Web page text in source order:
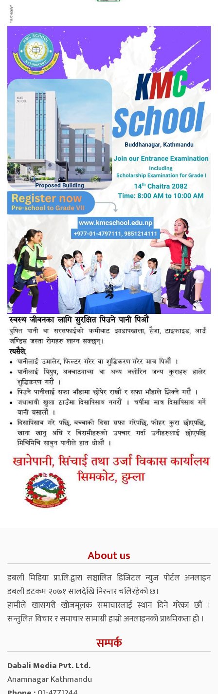
About us
डबली मिडिया प्रा.लि.द्वारा सञ्चालित डिजिटल न्युज पोर्टल अनलाइन
डबली डटकम २०७१ सालदेखि निरन्तर चलिरहेको छ।
हामीले खासगरी खोजमूलक समाचारलाई स्थान दिने गरेका छौं ।
सन्तुलित विचार र समाचार सामाग्री हाम्रो अनलाइनको प्राथमिकता हो ।
सम्पर्क
Dabali Media Pvt. Ltd.
Anamnagar Kathmandu